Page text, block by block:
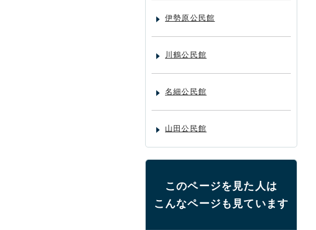
伊勢原公民館
川鶴公民館
名細公民館
山田公民館
このページを見た人は
こんなページも見ています